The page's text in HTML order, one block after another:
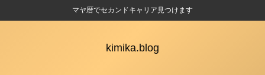
マヤ暦でセカンドキャリア見つけます
kimika.blog